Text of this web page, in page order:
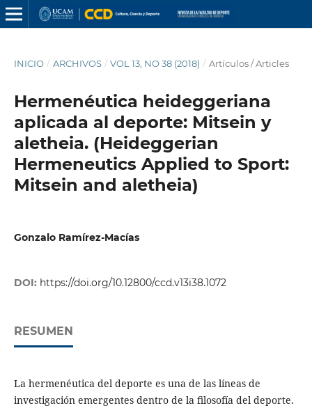
INICIO / ARCHIVOS / VOL 13, NO 38 (2018) / Artículos / Articles
Hermenéutica heideggeriana
aplicada al deporte: Mitsein y
aletheia. (Heideggerian
Hermeneutics Applied to Sport:
Mitsein and aletheia)
Gonzalo Ramírez-Macías
DOI: https://doi.org/10.12800/ccd.v13i38.1072
RESUMEN
La hermenéutica del deporte es una de las líneas de
investigación emergentes dentro de la ﬁlosofía del deporte.